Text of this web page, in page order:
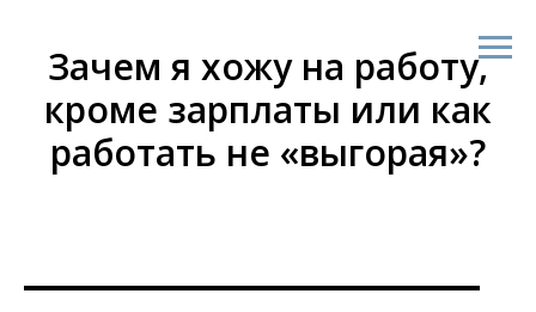
Зачем я хожу на работу,
кроме зарплаты или как
работать не «выгорая»?